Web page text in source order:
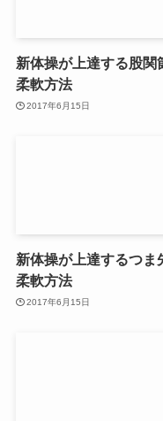
新体操が上達する股関
柔軟方法
2017年6月15日
新体操が上達するつま
柔軟方法
2017年6月15日